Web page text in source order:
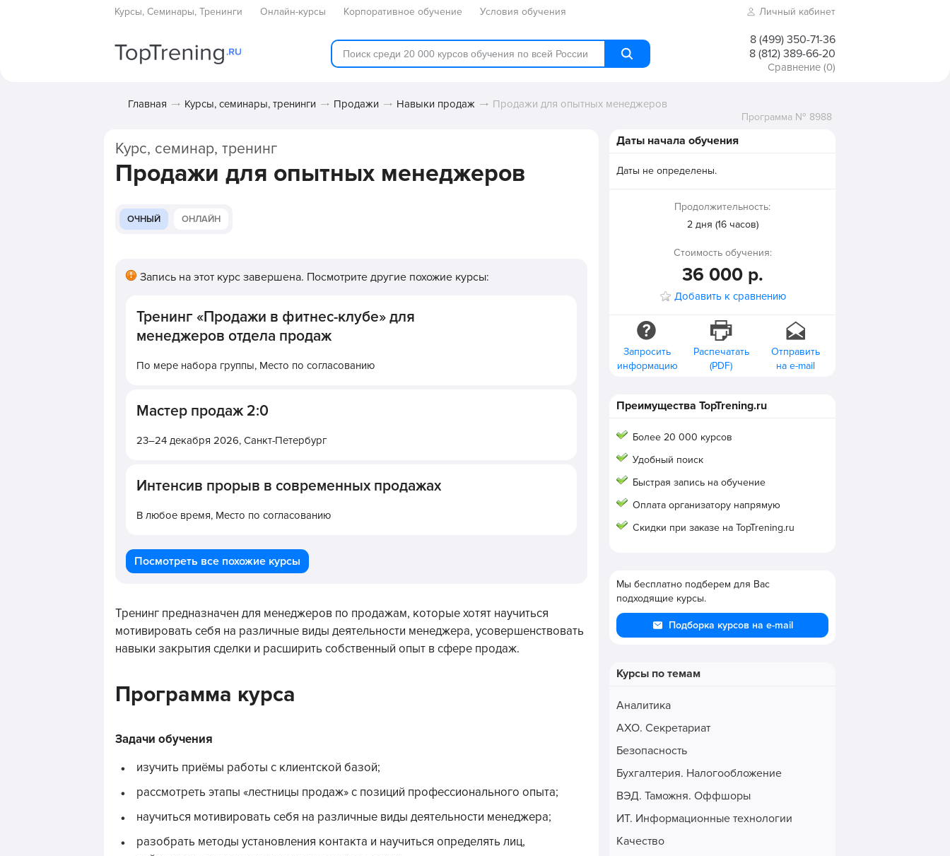
Курсы, Семинары, Тренинги Онлайн-курсы Корпоративное обучение Условия обучения Личный кабинет
8 (499) 350-71-36
8 (812) 389-66-20
Сравнение (0)
Главная Курсы, семинары, тренинги Продажи Навыки продаж Продажи для опытных менеджеров
Курс, семинар, тренинг
Продажи для опытных менеджеров
ОЧНЫЙ ОНЛАЙН
Запись на этот курс завершена. Посмотрите другие похожие курсы:
Тренинг «Продажи в фитнес-клубе» для
менеджеров отдела продаж
По мере набора группы, Место по согласованию
Мастер продаж 2:0
23–24 декабря 2026, Санкт-Петербург
Интенсив прорыв в современных продажах
В любое время, Место по согласованию
Посмотреть все похожие курсы
Тренинг предназначен для менеджеров по продажам, которые хотят научиться
мотивировать себя на различные виды деятельности менеджера, усовершенствовать
навыки закрытия сделки и расширить собственный опыт в сфере продаж.
Программа курса
Задачи обучения
изучить приёмы работы с клиентской базой;
рассмотреть этапы «лестницы продаж» с позиций профессионального опыта;
научиться мотивировать себя на различные виды деятельности менеджера;
разобрать методы установления контакта и научиться определять лиц,
Программа № 8988
Даты начала обучения
Даты не определены.
Продолжительность:
2 дня (16 часов)
Стоимость обучения:
36 000 р.
Добавить к сравнению
Запросить
информацию
Распечатать
(PDF)
Отправить
на e-mail
Преимущества TopTrening.ru
Более 20 000 курсов
Удобный поиск
Быстрая запись на обучение
Оплата организатору напрямую
Скидки при заказе на TopTrening.ru
Мы бесплатно подберем для Вас
подходящие курсы.
Подборка курсов на e-mail
Курсы по темам
Аналитика
АХО. Секретариат
Безопасность
Бухгалтерия. Налогообложение
ВЭД. Таможня. Оффшоры
ИТ. Информационные технологии
Качество